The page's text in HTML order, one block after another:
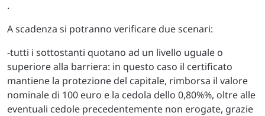
.
A scadenza si potranno verificare due scenari:
-tutti i sottostanti quotano ad un livello uguale o
superiore alla barriera: in questo caso il certificato
mantiene la protezione del capitale, rimborsa il valore
nominale di 100 euro e la cedola dello 0,80%%, oltre alle
eventuali cedole precedentemente non erogate, grazie